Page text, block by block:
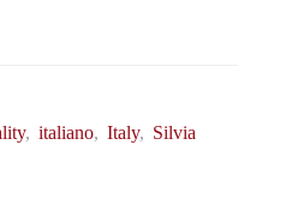
, italiano, Italy, Silvia